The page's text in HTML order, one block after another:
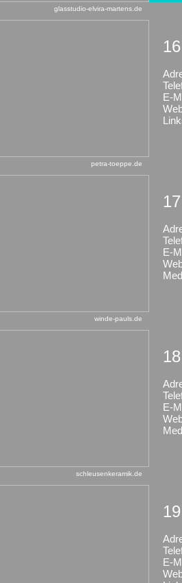
glasstudio-elvira-martens.de
E-
petra-toeppe.de
E-
winde-pauls.de
E-
schleusenkeramik.de
E-